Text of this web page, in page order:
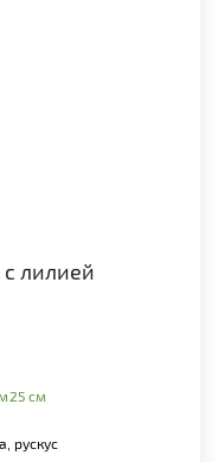
лилией
25 см
рускус